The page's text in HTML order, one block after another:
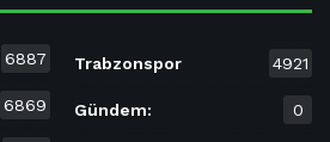
6887
6869
Trabzonspor 4921
Gündem: 0